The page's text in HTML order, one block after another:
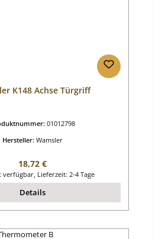
K148 Achse Türgriff
01012798
Hersteller: Wamsler
Regulärer Preis:
18,72 €
verfügbar, Lieferzeit: 2-4 Tage
Details